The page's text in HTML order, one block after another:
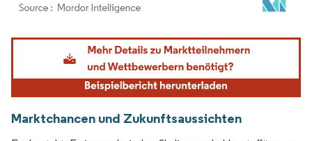
Bild © Mordor Intelligence. Wiederverwendung erfordert Namensnennung gemäß
Marktchancen und Zukunftsaussichten